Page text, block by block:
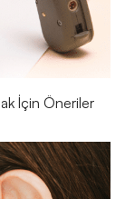
İçin Öneriler